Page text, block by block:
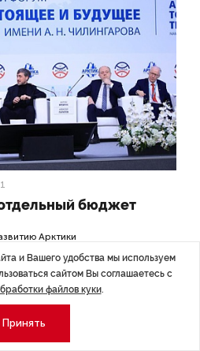
бюджет
Арктики
коридора обсуждается
уровне.
и Вашего удобства мы используем
сайтом Вы соглашаетесь с
файлов куки.
Принять